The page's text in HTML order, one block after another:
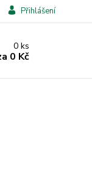
Přihlášení
0ks
0 Kč